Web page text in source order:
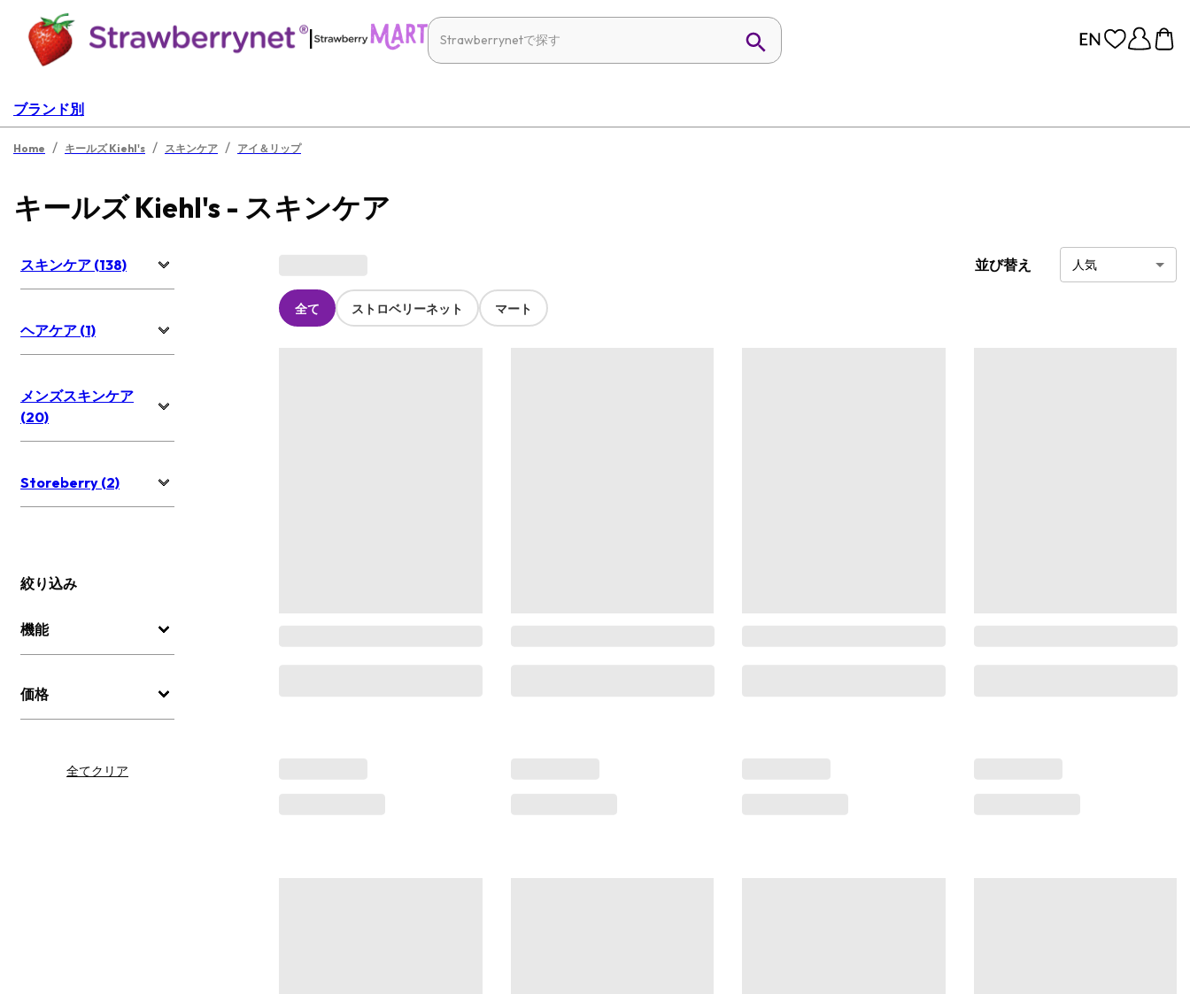
|
ブランド別
Home / キールズ Kiehl's / スキンケア / アイ＆リップ
キールズ Kiehl's - スキンケア
スキンケア (138)
ヘアケア (1)
メンズスキンケア
(20)
Storeberry (2)
絞り込み
機能
価格
全てクリア
並び替え 人気
全て ストロベリーネット マート